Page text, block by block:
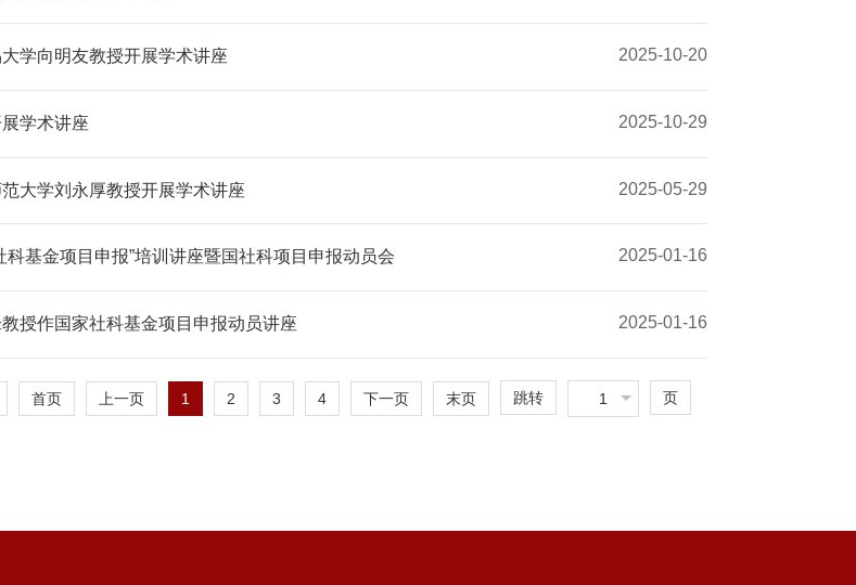
学向明友教授开展学术讲座 2025-10-20
学术讲座 2025-10-29
大学刘永厚教授开展学术讲座 2025-05-29
科基金项目申报”培训讲座暨国社科项目申报动员会 2025-01-16
授作国家社科基金项目申报动员讲座 2025-01-16
首页 上一页 1 2 3 4 下一页 末页 跳转 1 页